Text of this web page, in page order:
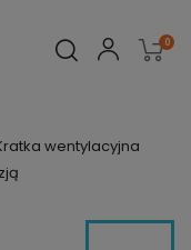
0
wentylacyjna